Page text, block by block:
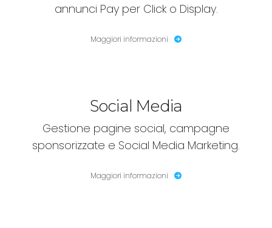
annunci Pay per Click o Display.
Maggiori informazioni
Social Media
Gestione pagine social, campagne
sponsorizzate e Social Media Marketing.
Maggiori informazioni